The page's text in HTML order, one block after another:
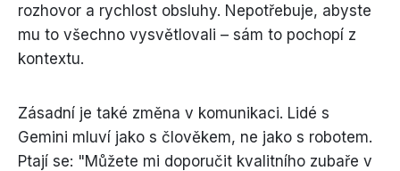
rozhovor a rychlost obsluhy. Nepotřebuje, abyste
mu to všechno vysvětlovali – sám to pochopí z
kontextu.
Zásadní je také změna v komunikaci. Lidé s
Gemini mluví jako s člověkem, ne jako s robotem.
Ptají se: "Můžete mi doporučit kvalitního zubaře v